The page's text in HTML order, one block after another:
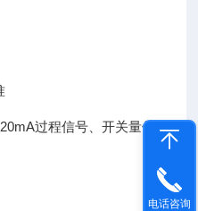
过程信号、开关量信号
电话咨询